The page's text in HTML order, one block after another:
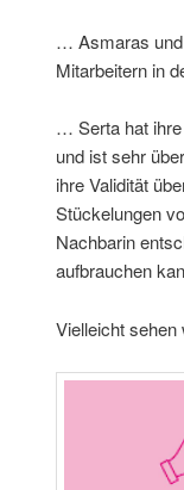
… Asmaras und
Mitarbeitern in
… Serta hat ihre
und ist sehr
ihre Validität
Stückelungen
Nachbarin
aufbrauchen
Vielleicht sehen